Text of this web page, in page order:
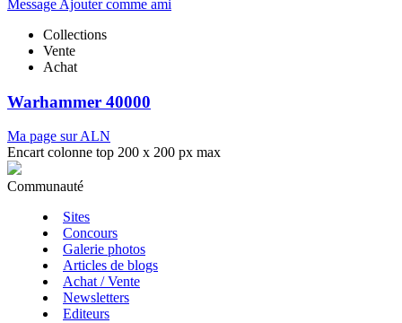
Message Ajouter comme ami
Collections
Vente
Achat
Warhammer 40000
Ma page sur ALN
Encart colonne top 200 x 200 px max
Communauté
Sites
Concours
Galerie photos
Articles de blogs
Achat / Vente
Newsletters
Editeurs